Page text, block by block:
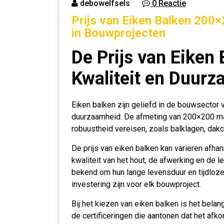
debowelfsels 0 Reactie
Prijs van Eiken Balken
in Bouwprojecten
De Prijs van
Kwaliteit en
Eiken balken zijn geliefd in de bouwsector
duurzaamheid. De afmeting van 200×200
robuustheid vereisen, zoals balklagen,
De prijs van eiken balken kan variëren
kwaliteit van het hout, de afwerking en de
bekend om hun lange levensduur en
investering zijn voor elk bouwproject.
Bij het kiezen van eiken balken is het
de certificeringen die aantonen dat het